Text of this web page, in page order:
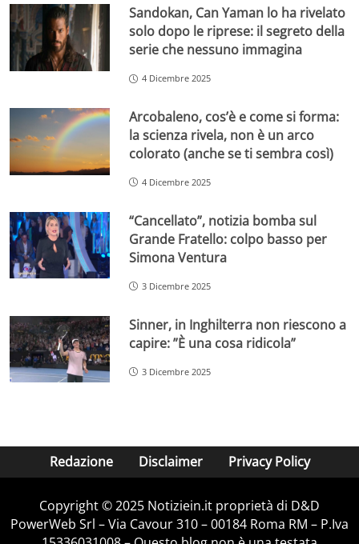
Sandokan, Can Yaman lo ha rivelato
solo dopo le riprese: il segreto della
serie che nessuno immagina
4 Dicembre 2025
Arcobaleno, cos’è e come si forma:
la scienza rivela, non è un arco
colorato (anche se ti sembra così)
4 Dicembre 2025
“Cancellato”, notizia bomba sul
Grande Fratello: colpo basso per
Simona Ventura
3 Dicembre 2025
Sinner, in Inghilterra non riescono a
capire: ”È una cosa ridicola”
3 Dicembre 2025
Redazione Disclaimer Privacy Policy
Copyright © 2025 Notiziein.it proprietà di D&D
PowerWeb Srl – Via Cavour 310 – 00184 Roma RM – P.Iva